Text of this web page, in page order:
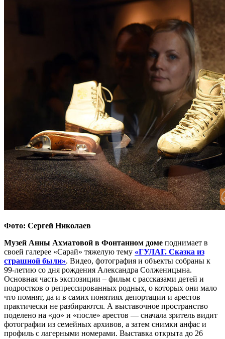
Фото: Сергей Николаев
Музей Анны Ахматовой в Фонтанном доме поднимает в
своей галерее «Сарай» тяжелую тему «ГУЛАГ. Сказка из
страшной были». Видео, фотография и объекты собраны к
99-летию со дня рождения Александра Солженицына.
Основная часть экспозиции – фильм с рассказами детей и
подростков о репрессированных родных, о которых они мало
что помнят, да и в самих понятиях депортации и арестов
практически не разбираются. А выставочное пространство
поделено на «до» и «после» арестов — сначала зритель видит
фотографии из семейных архивов, а затем снимки анфас и
профиль с лагерными номерами. Выставка открыта до 26